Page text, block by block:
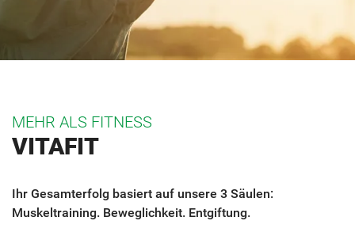
MEHR ALS FITNESS
VITAFIT
Ihr Gesamterfolg basiert auf unsere 3 Säulen:
Muskeltraining. Beweglichkeit. Entgiftung.